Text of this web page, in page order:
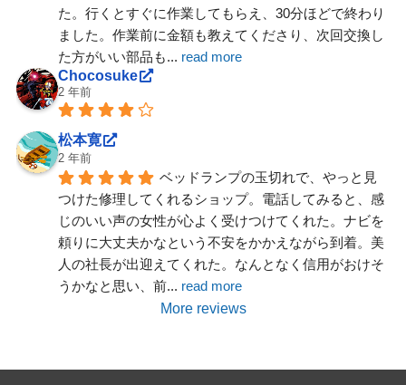
た。行くとすぐに作業してもらえ、30分ほどで終わり
ました。作業前に金額も教えてくださり、次回交換し
た方がいい部品も... read more
Chocosuke
2 年前
松本寛
2 年前
ベッドランプの玉切れで、やっと見
つけた修理してくれるショップ。電話してみると、感
じのいい声の女性が心よく受けつけてくれた。ナビを
頼りに大丈夫かなという不安をかかえながら到着。美
人の社長が出迎えてくれた。なんとなく信用がおけそ
うかなと思い、前... read more
More reviews